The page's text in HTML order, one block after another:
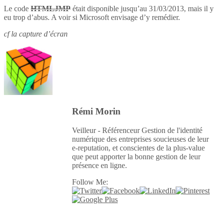
Le code HTMLJMP était disponible jusqu’au 31/03/2013, mais il y
eu trop d’abus. A voir si Microsoft envisage d’y remédier.
cf la capture d’écran
Rémi Morin
Veilleur - Référenceur Gestion de l'identité
numérique des entreprises soucieuses de leur
e-reputation, et conscientes de la plus-value
que peut apporter la bonne gestion de leur
présence en ligne.
Follow Me: